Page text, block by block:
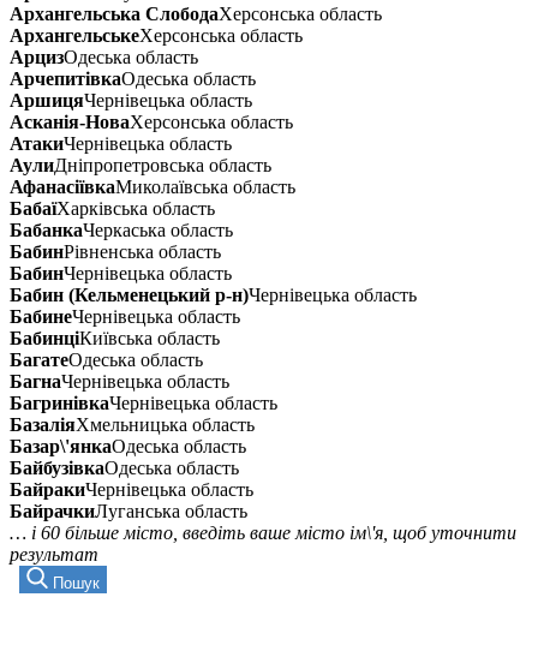
Архангельська СлободаХерсонська область
АрхангельськеХерсонська область
АрцизОдеська область
АрчепитівкаОдеська область
АршицяЧернівецька область
Асканія-НоваХерсонська область
АтакиЧернівецька область
АулиДніпропетровська область
АфанасіївкаМиколаївська область
БабаїХарківська область
БабанкаЧеркаська область
БабинРівненська область
БабинЧернівецька область
Бабин (Кельменецький р-н)Чернівецька область
БабинеЧернівецька область
БабинціКиївська область
БагатеОдеська область
БагнаЧернівецька область
БагринівкаЧернівецька область
БазаліяХмельницька область
Базар\'янкаОдеська область
БайбузівкаОдеська область
БайракиЧернівецька область
БайрачкиЛуганська область
… і 60 більше місто, введіть ваше місто ім\'я, щоб уточнити
результат
Пошук